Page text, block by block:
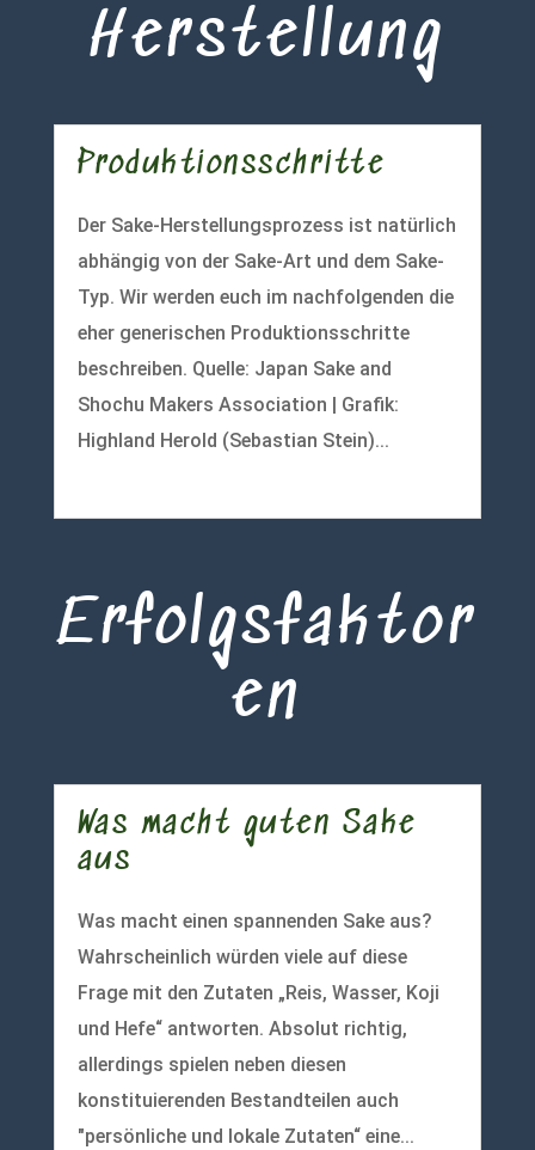
Herstellung
Produktionsschritte
Der Sake-Herstellungsprozess ist natürlich
abhängig von der Sake-Art und dem Sake-
Typ. Wir werden euch im nachfolgenden die
eher generischen Produktionsschritte
beschreiben. Quelle: Japan Sake and
Shochu Makers Association | Grafik:
Highland Herold (Sebastian Stein)...
Erfolgsfaktor
en
Was macht guten Sake
aus
Was macht einen spannenden Sake aus?
Wahrscheinlich würden viele auf diese
Frage mit den Zutaten „Reis, Wasser, Koji
und Hefe“ antworten. Absolut richtig,
allerdings spielen neben diesen
konstituierenden Bestandteilen auch
"persönliche und lokale Zutaten“ eine...